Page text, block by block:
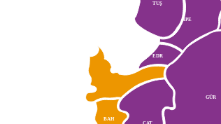
İPE
TUŞ
EDR
GEV
BAH
GÜR